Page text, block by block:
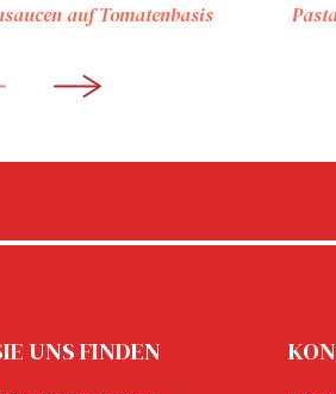
auf Tomatenbasis
UNS FINDEN